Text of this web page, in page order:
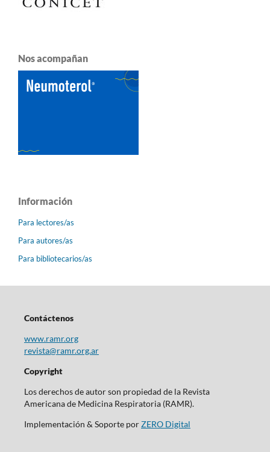
Nos acompañan
Información
Para lectores/as
Para autores/as
Para bibliotecarios/as
Contáctenos
www.ramr.org
revista@ramr.org.ar
Copyright
Los derechos de autor son propiedad de la Revista
Americana de Medicina Respiratoria (RAMR).
Implementación & Soporte porZERO Digital